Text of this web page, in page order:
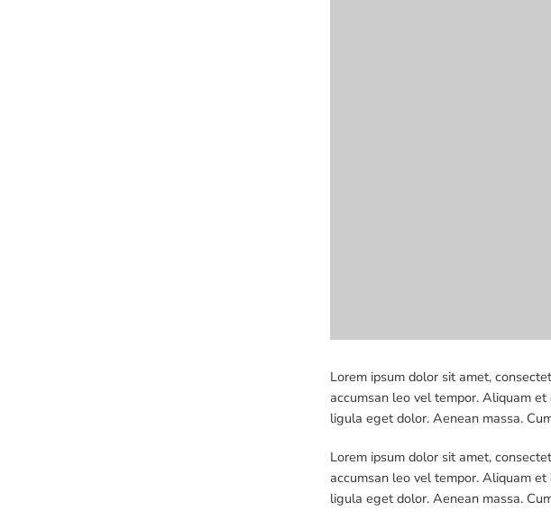
Lorem ipsum dolor sit amet,
accumsan leo vel tempor. Aliquam
ligula eget dolor. Aenean massa.
Lorem ipsum dolor sit amet,
accumsan leo vel tempor. Aliquam
ligula eget dolor. Aenean massa.